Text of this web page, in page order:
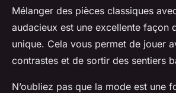
Mélanger des pièces classiques
audacieux est une excellente façon
unique. Cela vous permet de jouer
contrastes et de sortir des sentiers
N’oubliez pas que la mode est une